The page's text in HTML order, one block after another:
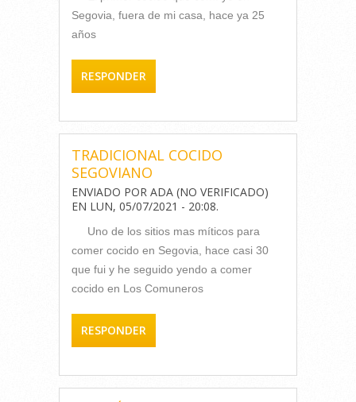
Segovia, fuera de mi casa, hace ya 25
años
RESPONDER
TRADICIONAL COCIDO
SEGOVIANO
ENVIADO POR ADA (NO VERIFICADO)
EN LUN, 05/07/2021 - 20:08.
Uno de los sitios mas míticos para
comer cocido en Segovia, hace casi 30
que fui y he seguido yendo a comer
cocido en Los Comuneros
RESPONDER